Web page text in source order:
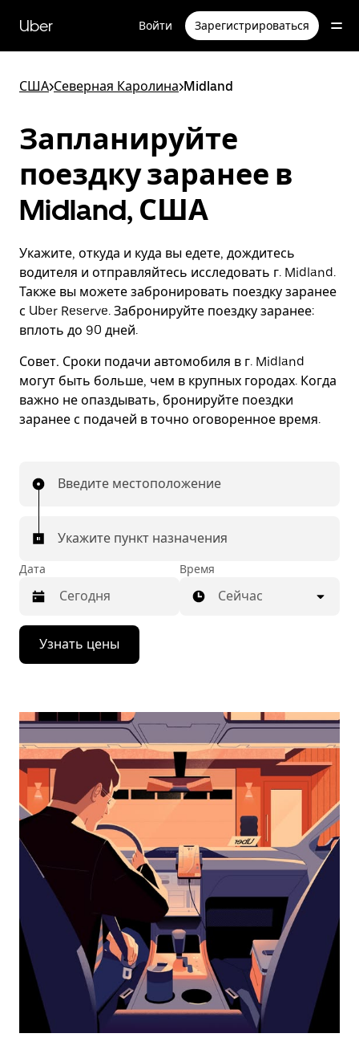
перейти
к
Uber Войти Зарегистрироваться
США>Северная Каролина>Midland
Запланируйте
поездку заранее в
Midland, США
Укажите, откуда и куда вы едете, дождитесь
водителя и отправляйтесь исследовать г. Midland.
Также вы можете забронировать поездку заранее
с Uber Reserve. Забронируйте поездку заранее:
вплоть до 90 дней.
Совет. Сроки подачи автомобиля в г. Midland
могут быть больше, чем в крупных городах. Когда
важно не опаздывать, бронируйте поездки
заранее с подачей в точно оговоренное время.
Введите местоположение
Укажите пункт назначения
Дата
Нажмите
стрелку
вниз,
календарю
выбрать
дату.
Чтобы
закрыть
календарь,
нажмите
Esc.
Время
Сейчас
Узнать цены